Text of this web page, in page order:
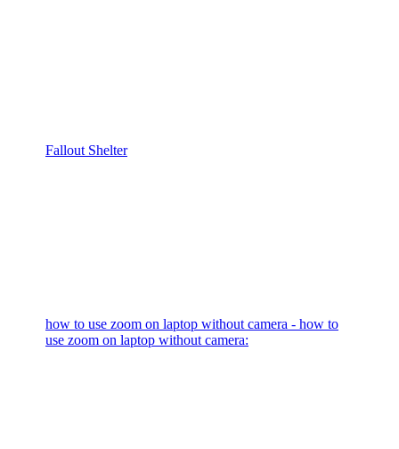
Fallout Shelter
how to use zoom on laptop without camera - how to
use zoom on laptop without camera: